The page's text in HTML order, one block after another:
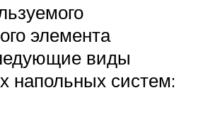
элемента
виды
напольных систем: